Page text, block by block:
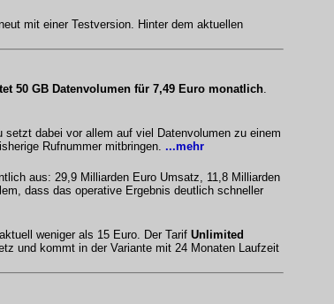
mit einer Testversion. Hinter dem aktuellen
50 GB Datenvolumen für 7,49 Euro monatlich.
setzt dabei vor allem auf viel Datenvolumen zu einem
Rufnummer mitbringen. ...mehr
aus: 29,9 Milliarden Euro Umsatz, 11,8 Milliarden
dass das operative Ergebnis deutlich schneller
weniger als 15 Euro. Der Tarif Unlimited
und kommt in der Variante mit 24 Monaten Laufzeit